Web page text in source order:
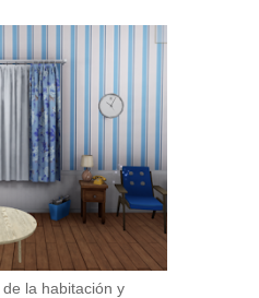
la habitación y